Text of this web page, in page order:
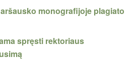
monografijoje plagiato
spręsti rektoriaus